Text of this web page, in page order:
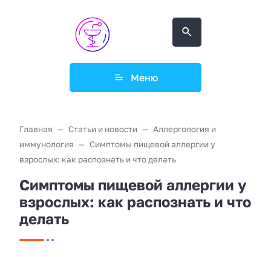
Меню
Главная Статьи и новости
Аллергология и
иммунология
Симптомы пищевой аллергии у
взрослых: как распознать и что делать
Симптомы пищевой аллергии у
взрослых: как распознать и что
делать